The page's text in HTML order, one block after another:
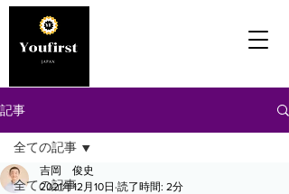
記事
全ての記事
全ての記事
吉岡 俊史
2021年12月10日 読了時間: 2分